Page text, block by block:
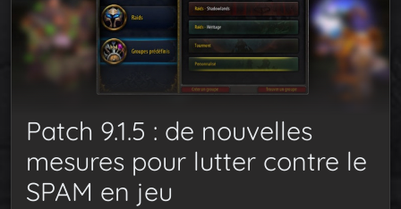
Patch 9.1.5 : de nouvelles
mesures pour lutter contre le
SPAM en jeu